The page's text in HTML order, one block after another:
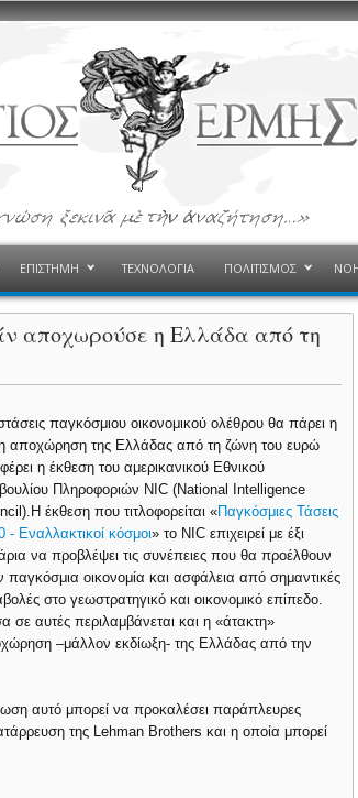
ΕΠΙΣΤΗΜΗ ΤΕΧΝΟΛΟΓΙΑ ΠΟΛΙΤΙΣΜΟΣ
αποχωρούσε η Ελλάδα από τη
παγκόσμιου οικονομικού ολέθρου θα πάρει η
αποχώρηση της Ελλάδας από τη ζώνη του ευρώ
η έκθεση του αμερικανικού Εθνικού
Πληροφοριών NIC (National Intelligence
Η έκθεση που τιτλοφορείται «Παγκόσμιες Τάσεις
- Εναλλακτικοί κόσμοι» το NIC επιχειρεί με έξι
να προβλέψει τις συνέπειες που θα προέλθουν
παγκόσμια οικονομία και ασφάλεια από σημαντικές
στο γεωστρατηγικό και οικονομικό επίπεδο.
σε αυτές περιλαμβάνεται και η «άτακτη»
–μάλλον εκδίωξη- της Ελλάδας από την
αυτό μπορεί να προκαλέσει παράπλευρες
της Lehman Brothers και η οποία μπορεί